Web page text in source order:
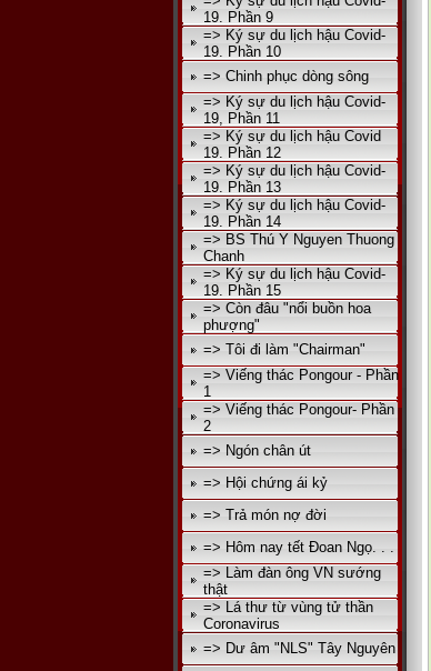
19. Phần 9
=> Ký sự du lịch hậu Covid-
19. Phần 10
=> Chinh phục dòng sông
=> Ký sự du lịch hậu Covid-
19, Phần 11
=> Ký sự du lịch hậu Covid
19. Phần 12
=> Ký sự du lịch hậu Covid-
19. Phần 13
=> Ký sự du lịch hậu Covid-
19. Phần 14
=> BS Thú Y Nguyen Thuong
Chanh
=> Ký sự du lịch hậu Covid-
19. Phần 15
=> Còn đâu "nổi buồn hoa
phượng"
=> Tôi đi làm "Chairman"
=> Viếng thác Pongour - Phần
1
=> Viếng thác Pongour- Phần
2
=> Ngón chân út
=> Hội chứng ái kỷ
=> Trả món nợ đời
=> Hôm nay tết Đoan Ngọ. . .
=> Làm đàn ông VN sướng
thật
=> Lá thư từ vùng tử thần
Coronavirus
=> Dư âm "NLS" Tây Nguyên